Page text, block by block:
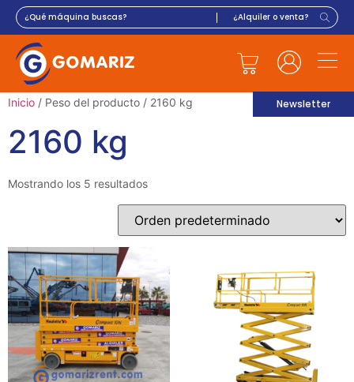
Newsletter
Inicio / Peso del producto / 2160 kg
2160 kg
Mostrando los 5 resultados